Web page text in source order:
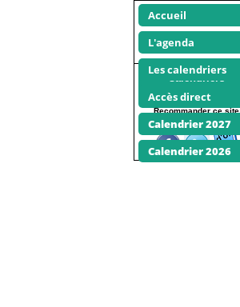
Accueil
L'agenda
Les calendriers
Accès direct
Calendrier 2027
Calendrier 2026
Calendriers
juin 1924
Recommander ce site